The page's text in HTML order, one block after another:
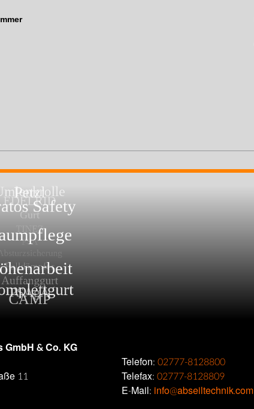
& Co. KG
11
Telefon:02777-8128800
Telefax:02777-8128809
E-Mail: info@abseiltechnik.com